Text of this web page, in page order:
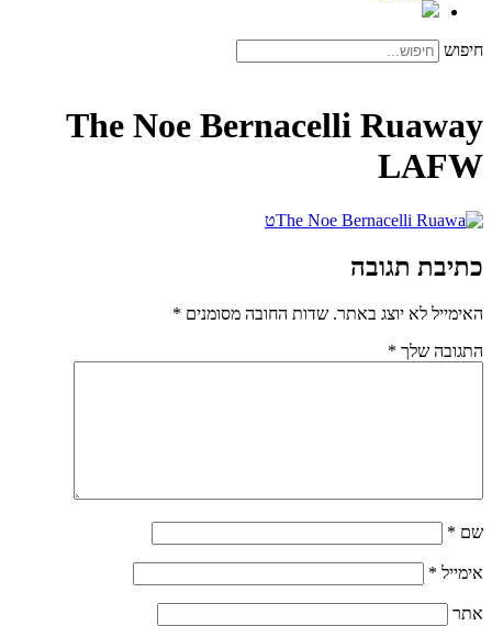
חיפוש
The Noe Bernacelli Ruaway
LAFW
כתיבת תגובה
האימייל לא יוצג באתר. שדות החובה מסומנים *
התגובה שלך *
שם *
אימייל *
אתר